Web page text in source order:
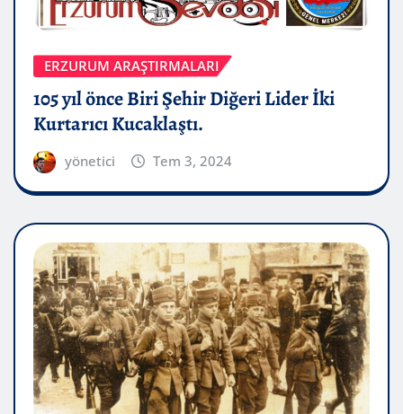
ERZURUM ARAŞTIRMALARI
105 yıl önce Biri Şehir Diğeri Lider İki
Kurtarıcı Kucaklaştı.
yönetici Tem 3, 2024